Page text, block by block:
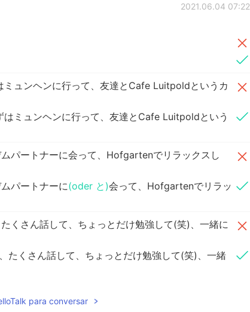
2021.06.04 07:22
ュンヘンに行って、友達とCafe Luitpoldというカ
はミュンヘンに行って、友達とCafe Luitpoldという
パートナーに会って、Hofgartenでリラックスし
パートナーに(oder と)会って、Hofgartenでリラッ
くさん話して、ちょっとだけ勉強して(笑)、一緒に
たくさん話して、ちょっとだけ勉強して(笑)、一緒
para conversar